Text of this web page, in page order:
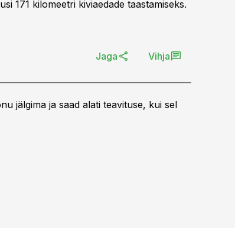
171 kilomeetri kiviaedade taastamiseks.
Jaga Vihja
jälgima ja saad alati teavituse, kui sel